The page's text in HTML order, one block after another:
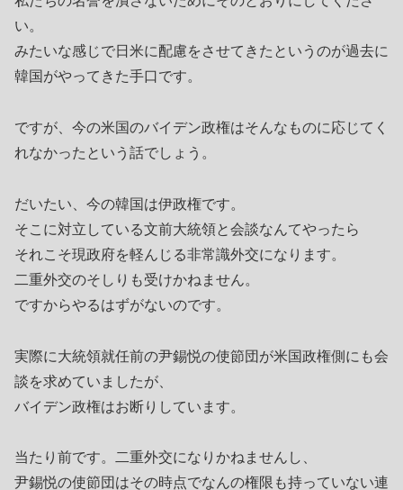
い。
みたいな感じで日米に配慮をさせてきたというのが過去に
韓国がやってきた手口です。
ですが、今の米国のバイデン政権はそんなものに応じてく
れなかったという話でしょう。
だいたい、今の韓国は伊政権です。
そこに対立している文前大統領と会談なんてやったら
それこそ現政府を軽んじる非常識外交になります。
二重外交のそしりも受けかねません。
ですからやるはずがないのです。
実際に大統領就任前の尹錫悦の使節団が米国政権側にも会
談を求めていましたが、
バイデン政権はお断りしています。
当たり前です。二重外交になりかねませんし、
尹錫悦の使節団はその時点でなんの権限も持っていない連